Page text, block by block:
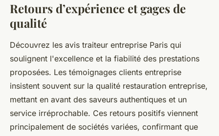
Retours d’expérience et gages de
qualité
Découvrez les avis traiteur entreprise Paris qui
soulignent l'excellence et la fiabilité des prestations
proposées. Les témoignages clients entreprise
insistent souvent sur la qualité restauration entreprise,
mettant en avant des saveurs authentiques et un
service irréprochable. Ces retours positifs viennent
principalement de sociétés variées, confirmant que